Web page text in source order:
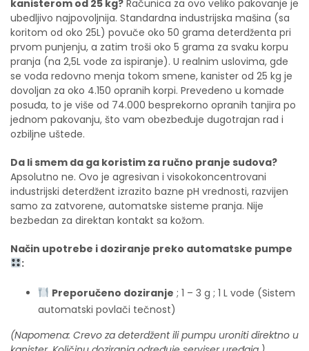
kanisterom od 25 kg? Računica za ovo veliko pakovanje je
ubedljivo najpovoljnija. Standardna industrijska mašina (sa
koritom od oko 25L) povuče oko 50 grama deterdženta pri
prvom punjenju, a zatim troši oko 5 grama za svaku korpu
pranja (na 2,5L vode za ispiranje). U realnim uslovima, gde
se voda redovno menja tokom smene, kanister od 25 kg je
dovoljan za oko 4.150 opranih korpi. Prevedeno u komade
posuđa, to je više od 74.000 besprekorno opranih tanjira po
jednom pakovanju, što vam obezbeđuje dugotrajan rad i
ozbiljne uštede.
Da li smem da ga koristim za ručno pranje sudova?
Apsolutno ne. Ovo je agresivan i visokokoncentrovani
industrijski deterdžent izrazito bazne pH vrednosti, razvijen
samo za zatvorene, automatske sisteme pranja. Nije
bezbedan za direktan kontakt sa kožom.
Način upotrebe i doziranje preko automatske pumpe
:
Preporučeno doziranje ; 1 – 3 g ; 1 L vode (Sistem
automatski povlači tečnost)
(Napomena: Crevo za deterdžent ili pumpu uroniti direktno u